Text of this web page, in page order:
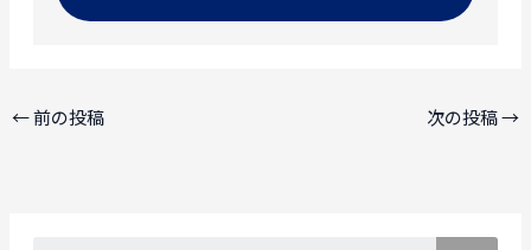
←前の投稿 次の投稿→